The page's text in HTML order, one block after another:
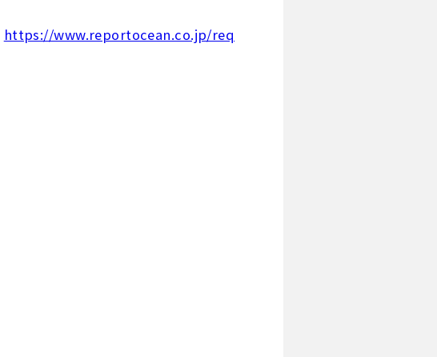
https://www.reportocean.co.jp/req